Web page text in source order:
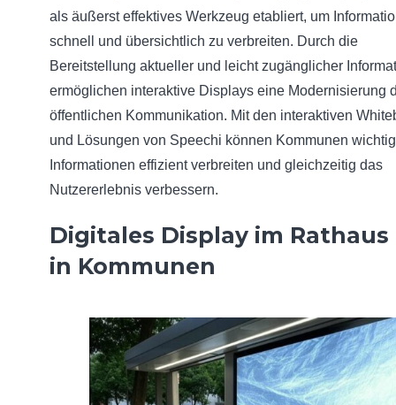
als äußerst effektives Werkzeug etabliert, um
schnell und übersichtlich zu verbreiten. Durch die
Bereitstellung aktueller und leicht zugänglicher
ermöglichen interaktive Displays eine Modernisierung
öffentlichen Kommunikation. Mit den interaktiven
und Lösungen von Speechi können Kommunen
Informationen effizient verbreiten und gleichzeitig das
Nutzererlebnis verbessern.
Digitales Display im
in Kommunen